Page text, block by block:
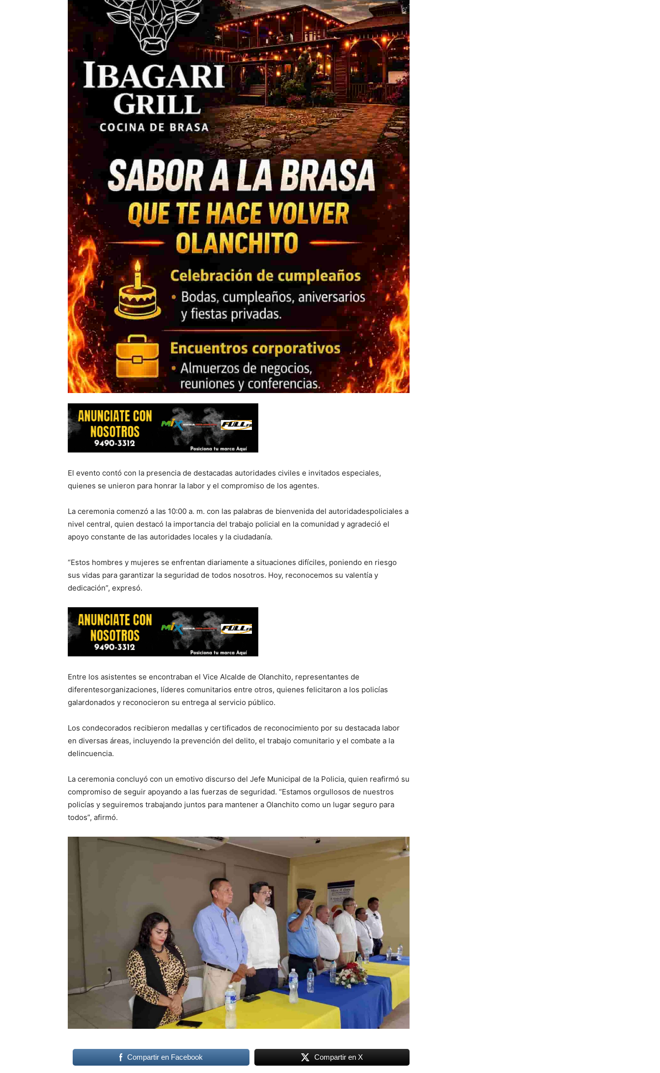
El evento contó con la presencia de destacadas autoridades civiles e invitados especiales,
quienes se unieron para honrar la labor y el compromiso de los agentes.
La ceremonia comenzó a las 10:00 a. m. con las palabras de bienvenida del autoridadespoliciales a
nivel central, quien destacó la importancia del trabajo policial en la comunidad y agradeció el
apoyo constante de las autoridades locales y la ciudadanía.
“Estos hombres y mujeres se enfrentan diariamente a situaciones difíciles, poniendo en riesgo
sus vidas para garantizar la seguridad de todos nosotros. Hoy, reconocemos su valentía y
dedicación”, expresó.
Entre los asistentes se encontraban el Vice Alcalde de Olanchito, representantes de
diferentesorganizaciones, líderes comunitarios entre otros, quienes felicitaron a los policías
galardonados y reconocieron su entrega al servicio público.
Los condecorados recibieron medallas y certificados de reconocimiento por su destacada labor
en diversas áreas, incluyendo la prevención del delito, el trabajo comunitario y el combate a la
delincuencia.
La ceremonia concluyó con un emotivo discurso del Jefe Municipal de la Policia, quien reafirmó su
compromiso de seguir apoyando a las fuerzas de seguridad. “Estamos orgullosos de nuestros
policías y seguiremos trabajando juntos para mantener a Olanchito como un lugar seguro para
todos”, afirmó.
Compartir en Facebook Compartir en X